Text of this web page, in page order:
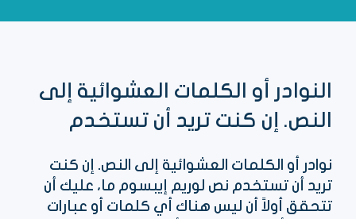
النوادر أو الكلمات العشوائية إلى
النص. إن كنت تريد أن تستخدم
نوادر أو الكلمات العشوائية إلى النص. إن كنت
تريد أن تستخدم نص لوريم إيبسوم ما، عليك أن
تتحقق أولاً أن ليس هناك أي كلمات أو عبارات